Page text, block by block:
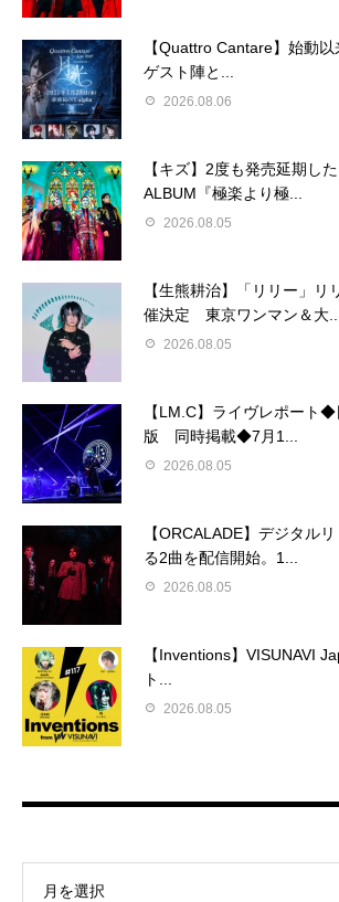
【Quattro Cantare】始動
ゲスト陣と...
2026.08.06
【キズ】2度も発売延期し
ALBUM『極楽より極...
2026.08.05
【生熊耕治】「リリー」リ
催決定 東京ワンマン＆大...
2026.08.05
【LM.C】ライヴレポート
版 同時掲載◆7月1...
2026.08.05
【ORCALADE】デジタル
る2曲を配信開始。1...
2026.08.05
【Inventions】VISUNAVI
ト...
2026.08.05
月を選択